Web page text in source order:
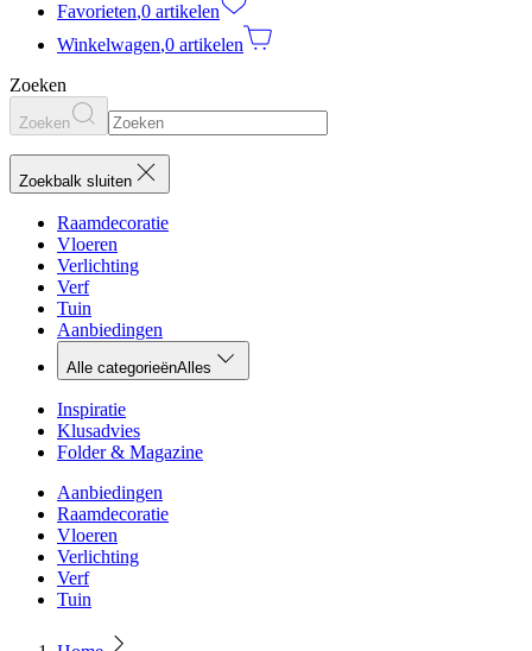
Favorieten,0 artikelen
Winkelwagen,0 artikelen
Zoeken
Zoeken
Zoekbalk sluiten
Raamdecoratie
Vloeren
Verlichting
Verf
Tuin
Aanbiedingen
Alle categorieënAlles
Inspiratie
Klusadvies
Folder & Magazine
Aanbiedingen
Raamdecoratie
Vloeren
Verlichting
Verf
Tuin